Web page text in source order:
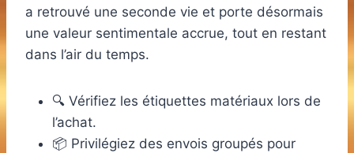
a retrouvé une seconde vie et porte désormais
une valeur sentimentale accrue, tout en restant
dans l’air du temps.
🔍 Vérifiez les étiquettes matériaux lors de
l’achat.
📦 Privilégiez des envois groupés pour